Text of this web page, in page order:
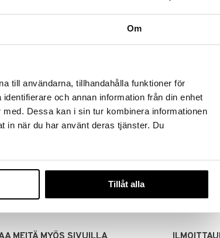
Om
till användarna, tillhandahålla funktioner för
och annan information från din enhet
Dessa kan i sin tur kombinera informationen
in när du har använt deras tjänster. Du
Tillåt alla
HINNAT
että teet löytöjä sivuillamme.
laskulla,